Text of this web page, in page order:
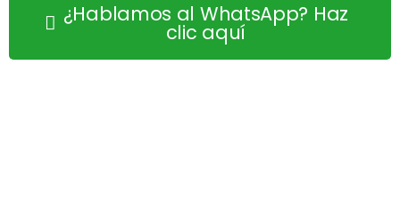
¿Hablamos al WhatsApp? Haz
clic aquí